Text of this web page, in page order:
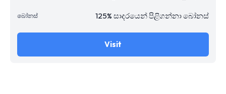
125% සාදරයෙන් පිළිගන්නා බෝනස්
Visit